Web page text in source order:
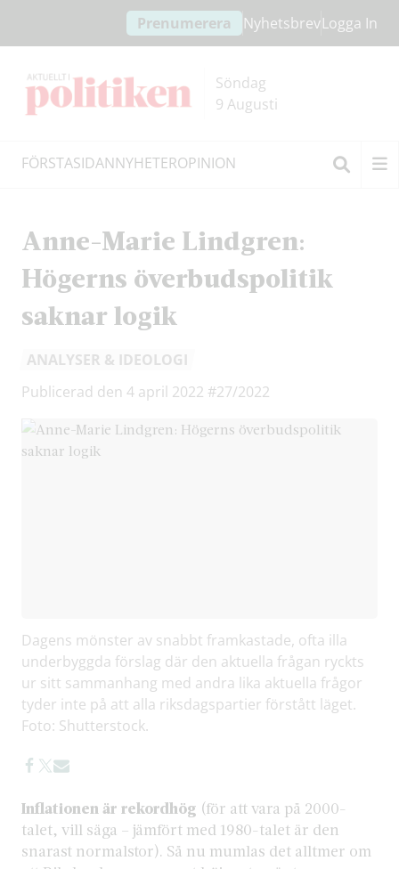
innehållet
headern
Prenumerera NyhetsbrevLogga In
Söndag
9 Augusti
FÖRSTASIDANNYHETEROPINION
Anne-Marie Lindgren:
Högerns överbudspolitik
saknar logik
ANALYSER & IDEOLOGI
Publicerad den 4 april 2022 #27/2022
Dagens mönster av snabbt framkastade, ofta illa
underbyggda förslag där den aktuella frågan ryckts
ur sitt sammanhang med andra lika aktuella frågor
tyder inte på att alla riksdagspartier förstått läget.
Foto: Shutterstock.
Inflationen är rekordhög (för att vara på 2000-
talet, vill säga – jämfört med 1980-talet är den
snarast normalstor). Så nu mumlas det alltmer om